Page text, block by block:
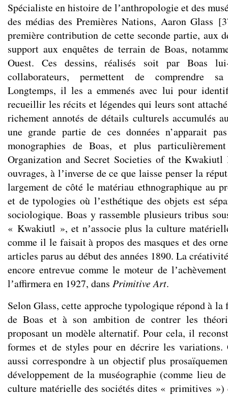
Spécialiste en histoire de lʼanthropologie et des
des médias des Premières Nations, Aaron Glass [
première contribution de cette seconde partie, aux
support aux enquêtes de terrain de Boas,
Ouest. Ces dessins, réalisés soit par Boas
collaborateurs, permettent de comprendre
Longtemps, il les a emmenés avec lui pour
recueillir les récits et légendes qui leurs sont
richement annotés de détails culturels accumulés
une grande partie de ces données n’apparait
monographies de Boas, et plus
Organization and Secret Societies of the
ouvrages, à lʼinverse de ce que laisse penser la
largement de côté le matériau ethnographique au
et de typologies où lʼesthétique des objets est
sociologique. Boas y rassemble plusieurs tribus
« Kwakiutl », et nʼassocie plus la culture
comme il le faisait à propos des masques et des
articles parus au début des années 1890. La
encore entrevue comme le moteur de
lʼaffirmera en 1927, dans Primitive Art.
Selon Glass, cette approche typologique répond à
de Boas et à son ambition de contrer les
proposant un modèle alternatif. Pour cela, il
formes et de styles pour en décrire les variations.
aussi correspondre à un objectif plus
développement de la muséographie (comme lieu
culture matérielle des sociétés dites « primitives